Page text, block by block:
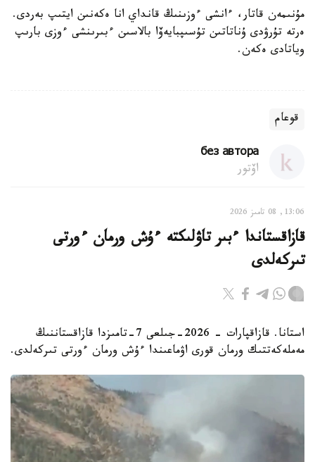
مۇنىمەن قاتار، ءانشى ءوزىنىڭ قانداي انا ەكەنىن ايتىپ بەردى.
ەرتە تۇرۋدى ۇناتاتىن تۇسىپبايەۆا بالاسىن ءبىرىنشى ءوزى بارىپ
وياتادى ەكەن.
قوعام
без автора
اۆتور
13:06, 08 تامىز 2026
قازاقستاندا ءبىر تاۋلىكتە ءۇش ورمان ءورتى
تىركەلدى
استانا. قازاقپارات - 2026-جىلعى 7-تامىزدا قازاقستاننىڭ
مەملەكەتتىك ورمان قورى اۋماعىندا ءۇش ورمان ءورتى تىركەلدى.